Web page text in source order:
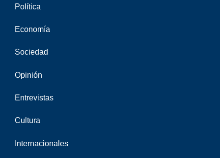
Política
Economía
Sociedad
Opinión
Entrevistas
Cultura
Internacionales